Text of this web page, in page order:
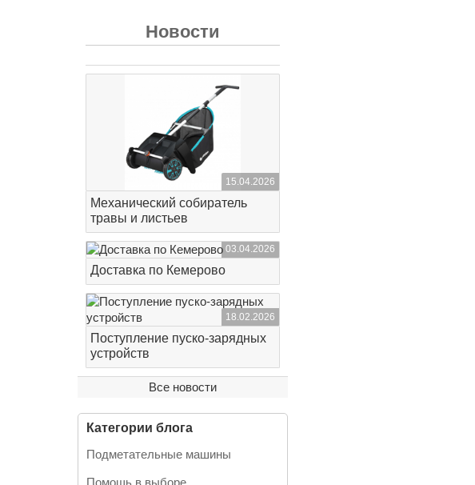
Новости
15.04.2026
Механический собиратель
травы и листьев
03.04.2026
Доставка по Кемерово
18.02.2026
Поступление пуско-зарядных
устройств
Все новости
Категории блога
Подметательные машины
Помощь в выборе